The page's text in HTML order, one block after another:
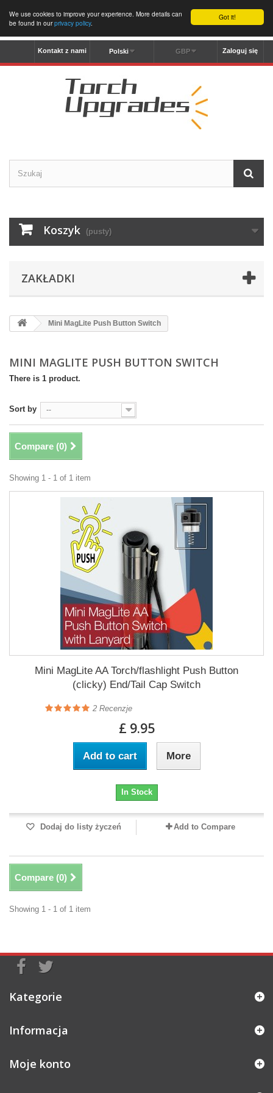
Got it!
We use cookies to improve your experience. More details can
be found in ourprivacy policy.
Zaloguj się
GBP
Polski
Kontakt z nami
Koszyk (pusty)
ZAKŁADKI
Mini MagLite Push Button Switch
MINI MAGLITE PUSH BUTTON SWITCH
There is 1 product.
Sort by --
Compare (0)
Showing 1 - 1 of 1 item
Mini MagLite AA Torch/flashlight Push Button
(clicky) End/Tail Cap Switch
2 Recenzje
£ 9.95
Add to cart More
In Stock
Dodaj do listy życzeń Add to Compare
Compare (0)
Showing 1 - 1 of 1 item
Kategorie
Informacja
Moje konto